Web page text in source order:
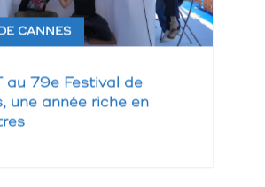
CANNES
au 79e Festival de
une année riche en